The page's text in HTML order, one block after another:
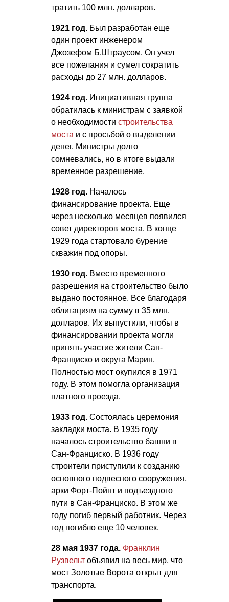
тратить 100 млн. долларов.
1921 год. Был разработан еще
один проект инженером
Джозефом Б.Штраусом. Он учел
все пожелания и сумел сократить
расходы до 27 млн. долларов.
1924 год. Инициативная группа
обратилась к министрам с заявкой
о необходимости строительства
моста и с просьбой о выделении
денег. Министры долго
сомневались, но в итоге выдали
временное разрешение.
1928 год. Началось
финансирование проекта. Еще
через несколько месяцев появился
совет директоров моста. В конце
1929 года стартовало бурение
скважин под опоры.
1930 год. Вместо временного
разрешения на строительство было
выдано постоянное. Все благодаря
облигациям на сумму в 35 млн.
долларов. Их выпустили, чтобы в
финансировании проекта могли
принять участие жители Сан-
Франциско и округа Марин.
Полностью мост окупился в 1971
году. В этом помогла организация
платного проезда.
1933 год. Состоялась церемония
закладки моста. В 1935 году
началось строительство башни в
Сан-Франциско. В 1936 году
строители приступили к созданию
основного подвесного сооружения,
арки Форт-Пойнт и подъездного
пути в Сан-Франциско. В этом же
году погиб первый работник. Через
год погибло еще 10 человек.
28 мая 1937 года. Франклин
Рузвельт объявил на весь мир, что
мост Золотые Ворота открыт для
транспорта.